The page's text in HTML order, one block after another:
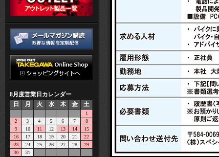
8月度営業日カレンダー
日
月 火 水 木 金 土
1
2
3 4 5 6 7
8
9
10 11 12 13 14
15
16
17 18 19 20 21
22
23
24 25 26 27 28
29
30
31